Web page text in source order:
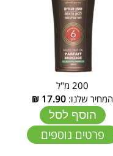
200 מ"ל
המחיר שלנו: 17.90
₪
הוסף לסל
פרטים נוספים